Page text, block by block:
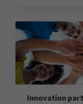
Innovation